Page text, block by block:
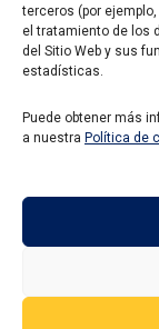
terceros (por
el tratamiento de los
del Sitio Web y sus
estadísticas.
Puede obtener más
a nuestra Política de
FONDOS